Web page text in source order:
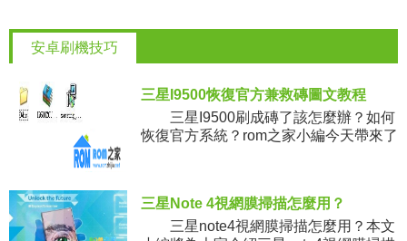
安卓刷機技巧
三星I9500恢復官方兼救磚圖文教程
三星I9500刷成磚了該怎麼辦？如何
恢復官方系統？rom之家小編今天帶來了
三星Note 4視網膜掃描怎麼用？
三星note4視網膜掃描怎麼用？本文